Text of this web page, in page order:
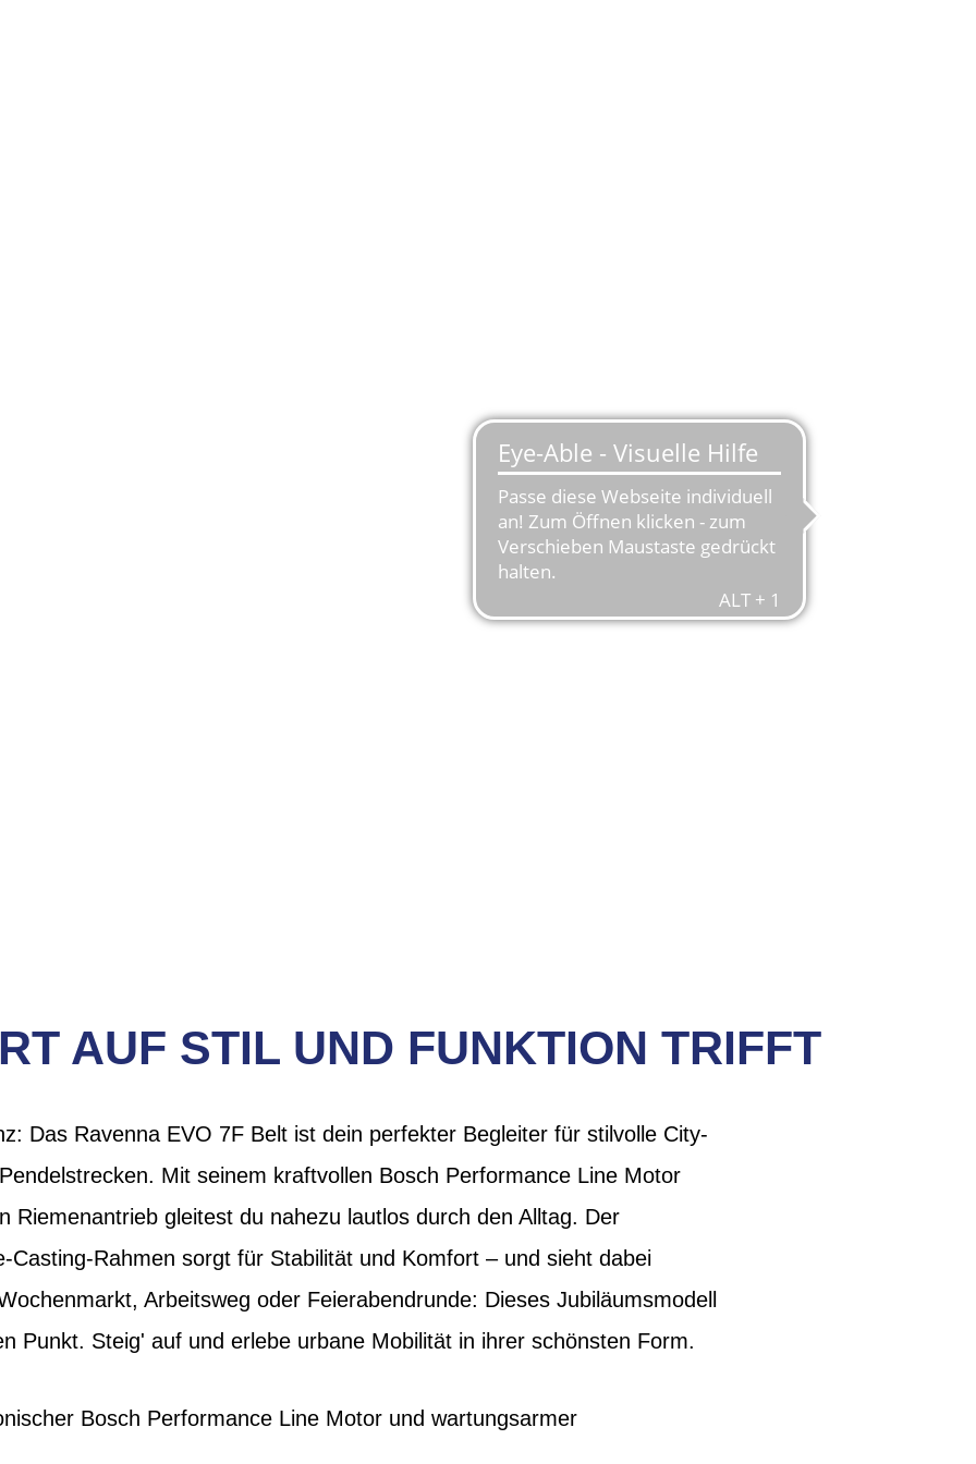
AUF STIL UND FUNKTION TRIFFT
Das Ravenna EVO 7F Belt ist dein perfekter Begleiter für stilvolle City-
Mit seinem kraftvollen Bosch Performance Line Motor
Riemenantrieb gleitest du nahezu lautlos durch den Alltag. Der
Casting-Rahmen sorgt für Stabilität und Komfort – und sieht dabei
Arbeitsweg oder Feierabendrunde: Dieses Jubiläumsmodell
Punkt. Steig' auf und erlebe urbane Mobilität in ihrer schönsten Form.
Bosch Performance Line Motor und wartungsarmer